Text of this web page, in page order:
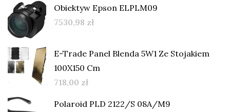
Obiektyw Epson ELPLM09
7530,98 zł
E-Trade Panel Blenda 5W1 Ze Stojakiem
100X150 Cm
718,00 zł
Polaroid PLD 2122/S 08A/M9